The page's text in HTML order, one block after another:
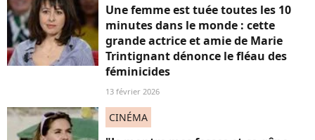
Une femme est tuée toutes les 10
minutes dans le monde : cette
grande actrice et amie de Marie
Trintignant dénonce le fléau des
féminicides
13 février 2026
CINÉMA